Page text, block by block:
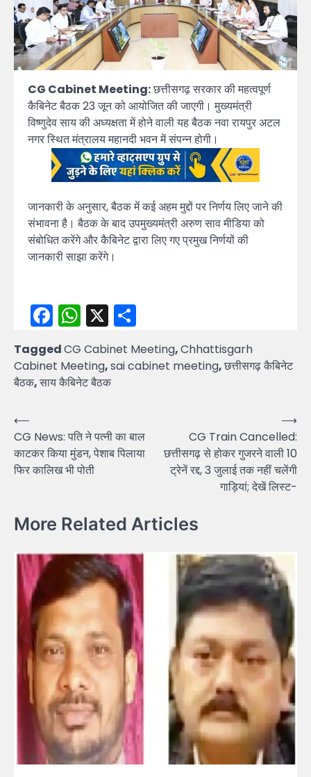
CG Cabinet Meeting:छत्तीसगढ़ सरकार की महत्वपूर्ण
कैबिनेट बैठक 23 जून को आयोजित की जाएगी। मुख्यमंत्री
विष्णुदेव साय की अध्यक्षता में होने वाली यह बैठक नवा रायपुर अटल
नगर स्थित मंत्रालय महानदी भवन में संपन्न होगी।
जानकारी के अनुसार, बैठक में कई अहम मुद्दों पर निर्णय लिए जाने की
संभावना है। बैठक के बाद उपमुख्यमंत्री अरुण साव मीडिया को
संबोधित करेंगे और कैबिनेट द्वारा लिए गए प्रमुख निर्णयों की
जानकारी साझा करेंगे।
Facebook
WhatsApp
X
TaggedCG Cabinet Meeting,Chhattisgarh
Cabinet Meeting,sai cabinet meeting,छत्तीसगढ़ कैबिनेट
बैठक,साय कैबिनेट बैठक
Post
navigation
⟵
CG News: पति ने पत्नी का बाल
काटकर किया मुंडन, पेशाब पिलाया
फिर कालिख भी पोती
CG Train Cancelled:
छत्तीसगढ़ से होकर गुजरने वाली 10
ट्रेनें रद्द, 3 जुलाई तक नहीं चलेंगी
गाड़ियां; देखें लिस्ट-
⟶
More Related Articles